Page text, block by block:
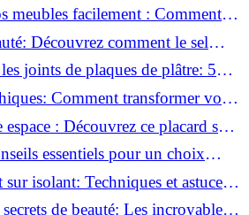
meubles facilement : Comment
en un clin d'œil !
Découvrez comment le sel
routine!
joints de plaques de plâtre: 5
comprendre les fissures!
Comment transformer votre
: Découvrez ce placard sous
coulissantes!
essentiels pour un choix
sur isolant: Techniques et astuces
de beauté: Les incroyables